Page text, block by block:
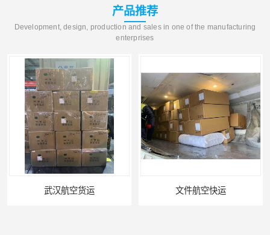
产品推荐
Development, design, production and sales in one of the manufacturing
enterprises
武汉航空货运 文件航空快运